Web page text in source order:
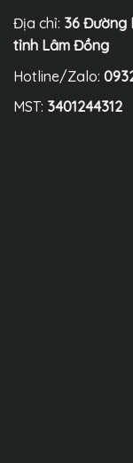
Địa chỉ: 36 Đường
tỉnh Lâm Đồng
Hotline/Zalo:
MST: 3401244312